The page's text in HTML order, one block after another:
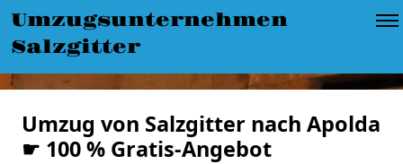
Umzugsunternehmen
Salzgitter
Umzug von Salzgitter nach Apolda
☛ 100 % Gratis-Angebot